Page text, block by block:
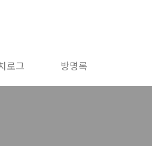
로그 방명록